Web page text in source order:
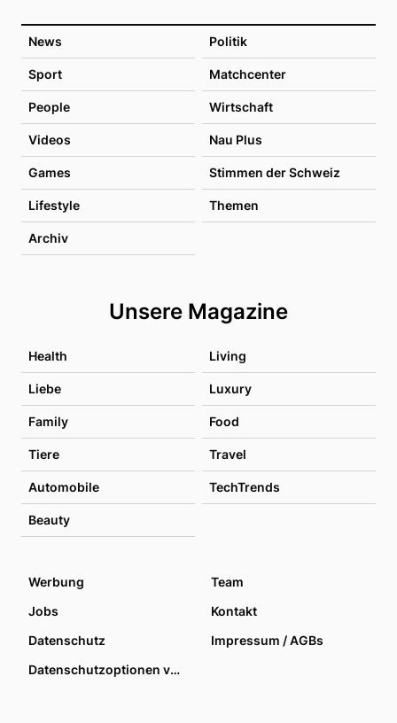
News Politik
Sport Matchcenter
People Wirtschaft
Videos Nau Plus
Games Stimmen der Schweiz
Lifestyle Themen
Archiv
Unsere Magazine
Health Living
Liebe Luxury
Family Food
Tiere Travel
Automobile TechTrends
Beauty
Werbung
Team
Jobs
Kontakt
Datenschutz
Impressum / AGBs
Datenschutzoptionen verwalten